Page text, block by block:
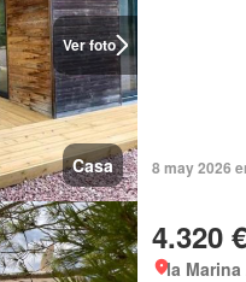
Ver foto
Casa 8 may 2026
4.320
la Marina